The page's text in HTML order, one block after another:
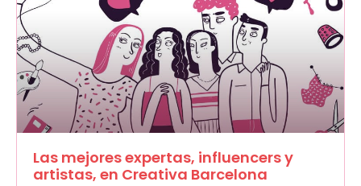
Las mejores expertas, influencers y
artistas, en Creativa Barcelona